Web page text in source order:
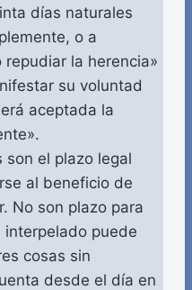
días naturales
o a
la herencia»
su voluntad
aceptada la
el plazo legal
al beneficio de
No son plazo para
puede
cosas sin
desde el día en